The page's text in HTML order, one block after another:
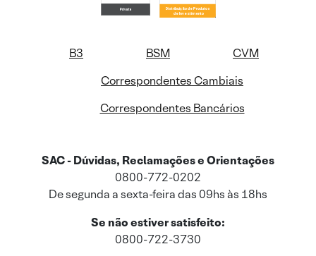
B3 BSM
CVM
Correspondentes Cambiais
Correspondentes Bancários
SAC - Dúvidas, Reclamações e Orientações
0800-772-0202
De segunda a sexta-feira das 09hs às 18hs
Se não estiver satisfeito:
0800-722-3730